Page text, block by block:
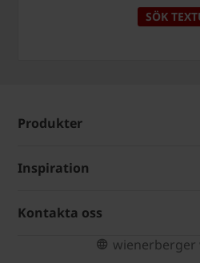
SÖK
Produkter
Inspiration
Kontakta oss